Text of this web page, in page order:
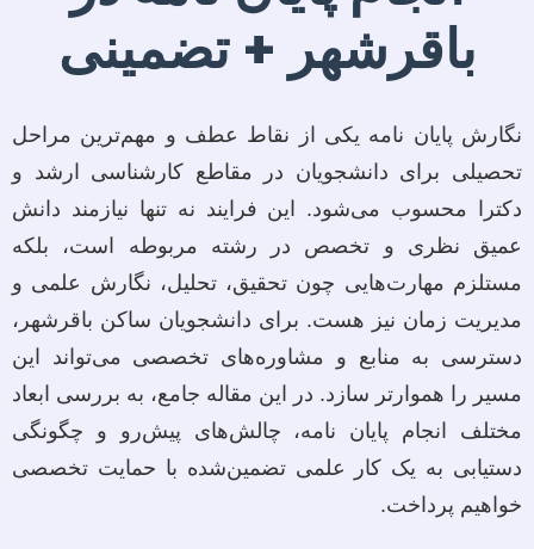
باقرشهر + تضمینی
نگارش پایان نامه یکی از نقاط عطف و مهم‌ترین مراحل
تحصیلی برای دانشجویان در مقاطع کارشناسی ارشد و
دکترا محسوب می‌شود. این فرایند نه تنها نیازمند دانش
عمیق نظری و تخصص در رشته مربوطه است، بلکه
مستلزم مهارت‌هایی چون تحقیق، تحلیل، نگارش علمی و
مدیریت زمان نیز هست. برای دانشجویان ساکن باقرشهر،
دسترسی به منابع و مشاوره‌های تخصصی می‌تواند این
مسیر را هموارتر سازد. در این مقاله جامع، به بررسی ابعاد
مختلف انجام پایان نامه، چالش‌های پیش‌رو و چگونگی
دستیابی به یک کار علمی تضمین‌شده با حمایت تخصصی
خواهیم پرداخت.